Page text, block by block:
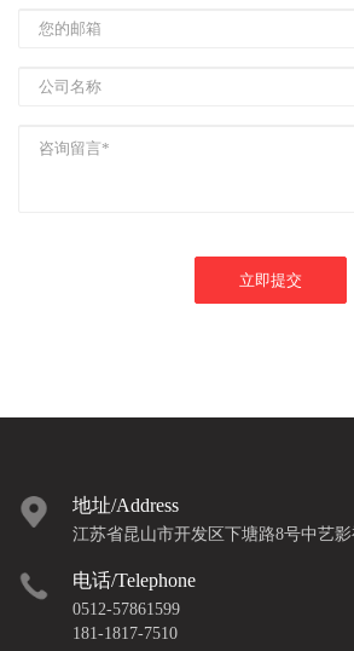
立即提交
地址/Address
江苏省昆山市开发区下塘路8号中艺
电话/Telephone
0512-57861599
181-1817-7510